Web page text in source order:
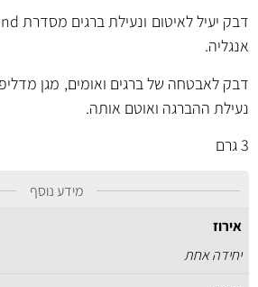
אנגליה.
דבק לאבטחה של ברגים ואומים, מגן
נעילת ההברגה ואוטם אותה.
3 גרם
מידע נוסף
אירוז
יחידה אחת